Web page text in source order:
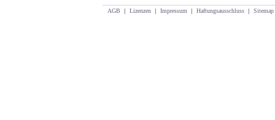
AGB | Lizenzen | Impressum | Haftungsausschluss | Sitemap